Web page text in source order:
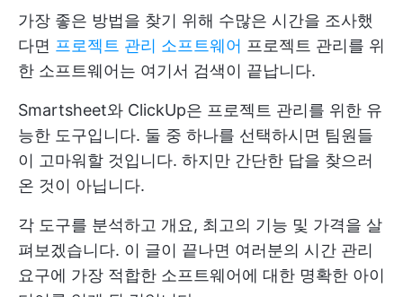
가장 좋은 방법을 찾기 위해 수많은 시간을 조사했
다면 프로젝트 관리 소프트웨어 프로젝트 관리를 위
한 소프트웨어는 여기서 검색이 끝납니다.
Smartsheet와 ClickUp은 프로젝트 관리를 위한 유
능한 도구입니다. 둘 중 하나를 선택하시면 팀원들
이 고마워할 것입니다. 하지만 간단한 답을 찾으러
온 것이 아닙니다.
각 도구를 분석하고 개요, 최고의 기능 및 가격을 살
펴보겠습니다. 이 글이 끝나면 여러분의 시간 관리
요구에 가장 적합한 소프트웨어에 대한 명확한 아이